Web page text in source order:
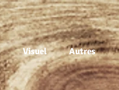
Visuel Autres